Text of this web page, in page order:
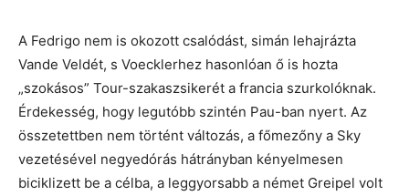
A Fedrigo nem is okozott csalódást, simán lehajrázta
Vande Veldét, s Voecklerhez hasonlóan ő is hozta
„szokásos” Tour-szakaszsikerét a francia szurkolóknak.
Érdekesség, hogy legutóbb szintén Pau-ban nyert. Az
összetettben nem történt változás, a főmezőny a Sky
vezetésével negyedórás hátrányban kényelmesen
biciklizett be a célba, a leggyorsabb a német Greipel volt